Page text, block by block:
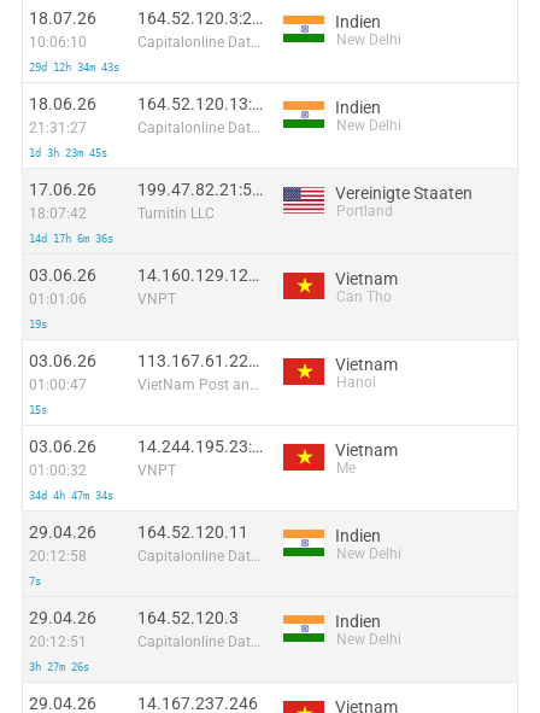
18.07.26
10:06:10
29d 12h 34m 43s
164.52.120.3:29615
Capitalonline Data Service (HK) Co
Indien
New Delhi
18.06.26
21:31:27
1d 3h 23m 45s
164.52.120.13:36378
Capitalonline Data Service (HK) Co
Indien
New Delhi
17.06.26
18:07:42
14d 17h 6m 36s
199.47.82.21:55858
Turnitin LLC
Vereinigte Staaten
Portland
03.06.26
01:01:06
19s
14.160.129.123:54263
VNPT
Vietnam
Can Tho
03.06.26
01:00:47
15s
113.167.61.229:49334
VietNam Post and Telecom Corporation
Vietnam
Hanoi
03.06.26
01:00:32
34d 4h 47m 34s
14.244.195.23:55906
VNPT
Vietnam
Me
29.04.26
20:12:58
7s
164.52.120.11
Capitalonline Data Service (HK) Co
Indien
New Delhi
29.04.26
20:12:51
3h 27m 26s
164.52.120.3
Capitalonline Data Service (HK) Co
Indien
New Delhi
29.04.26 14.167.237.246 Vietnam